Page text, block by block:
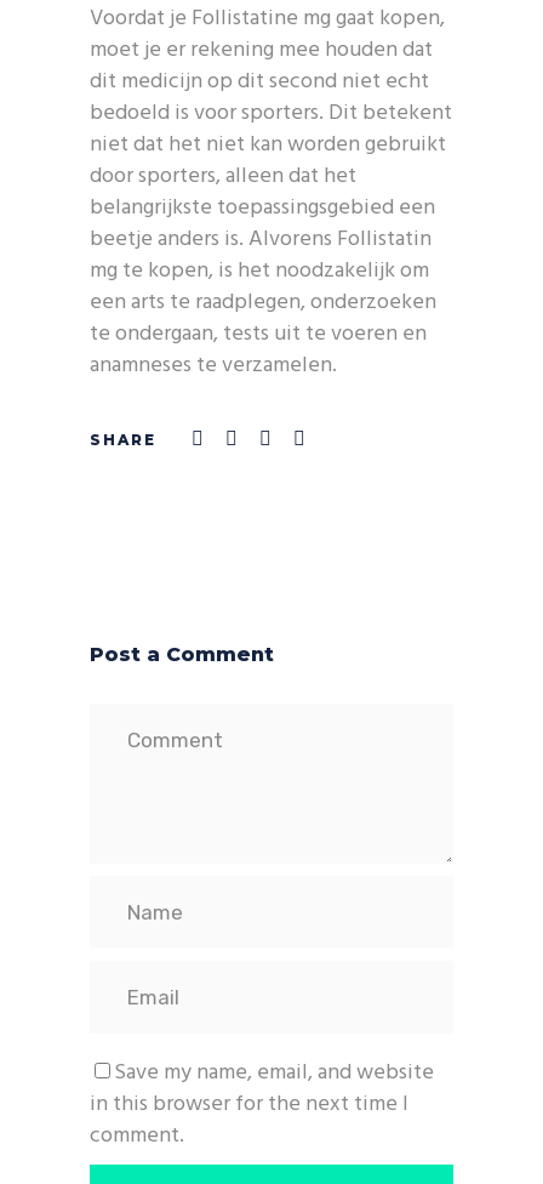
Voordat je Follistatine mg gaat kopen,
moet je er rekening mee houden dat
dit medicijn op dit second niet echt
bedoeld is voor sporters. Dit betekent
niet dat het niet kan worden gebruikt
door sporters, alleen dat het
belangrijkste toepassingsgebied een
beetje anders is. Alvorens Follistatin
mg te kopen, is het noodzakelijk om
een arts te raadplegen, onderzoeken
te ondergaan, tests uit te voeren en
anamneses te verzamelen.
Post a Comment
Save my name, email, and website
in this browser for the next time I
comment.